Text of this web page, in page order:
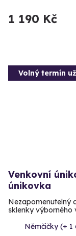
1 190 Kč
Volný termín
Venkovní
únikovka
Nezapomenutelný
sklenky výborného
Němčičky (+